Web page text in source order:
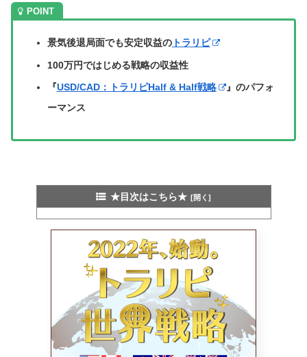
景気後退局面でも安定収益のトラリピ
100万円ではじめる戦略の収益性
『USD/CAD：トラリピHalf & Half戦略
』のパフォ
ーマンス
★目次はこちら★